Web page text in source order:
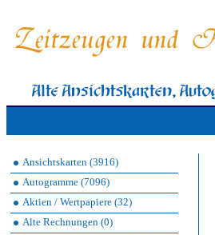
Ansichtskarten (3916)
Autogramme (7096)
Aktien / Wertpapiere (32)
Alte Rechnungen (0)